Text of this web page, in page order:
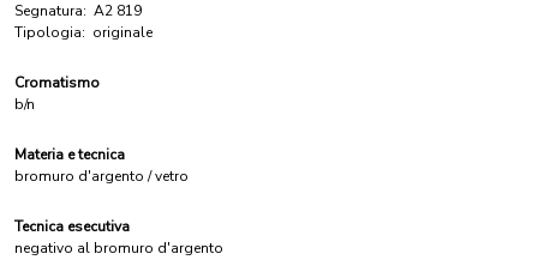
Segnatura: A2 819
Tipologia: originale
Cromatismo
b/n
Materia e tecnica
bromuro d'argento / vetro
Tecnica esecutiva
negativo al bromuro d'argento